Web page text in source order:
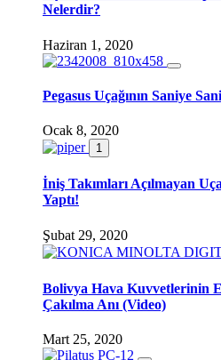
Nelerdir?
Haziran 1, 2020
Pegasus Uçağının Saniye
Ocak 8, 2020
1
İniş Takımları Açılmayan
Yaptı!
Şubat 29, 2020
Bolivya Hava Kuvvetlerinin
Çakılma Anı (Video)
Mart 25, 2020